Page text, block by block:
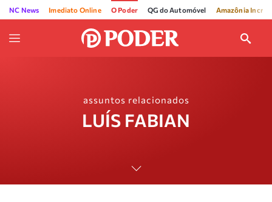
NC News Imediato Online O Poder QG do Automóvel Amazônia
assuntos relacionados
LUÍS FABIAN